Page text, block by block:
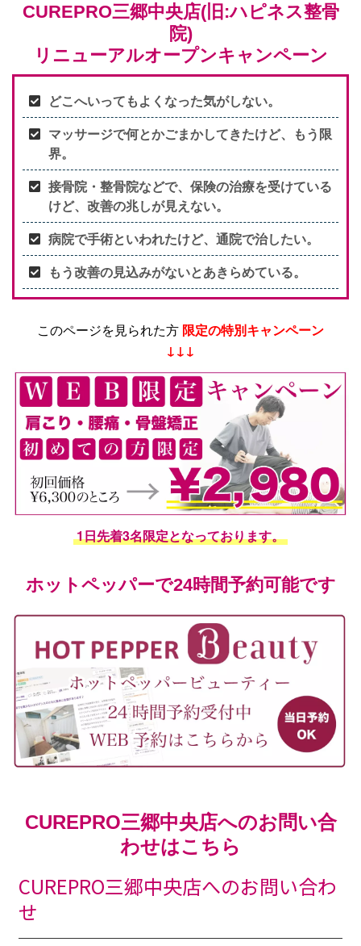
CUREPRO三郷中央店(旧:ハピネス整骨
院)
リニューアルオープンキャンペーン
どこへいってもよくなった気がしない。
マッサージで何とかごまかしてきたけど、もう限
界。
接骨院・整骨院などで、保険の治療を受けている
けど、改善の兆しが見えない。
病院で手術といわれたけど、通院で治したい。
もう改善の見込みがないとあきらめている。
このページを見られた方 限定の特別キャンペーン
↓↓↓
1日先着3名限定となっております。
ホットペッパーで24時間予約可能です
CUREPRO三郷中央店へのお問い合
わせはこちら